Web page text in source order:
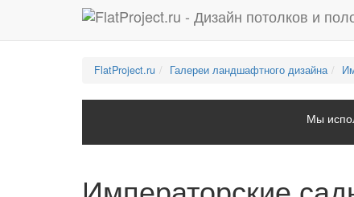
FlatProject.ru Галереи ландшафтного дизайна
Мы